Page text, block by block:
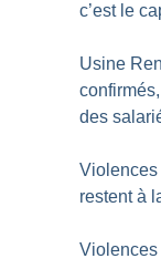
c’est le
Usine
des
Violences
restent à
Violences